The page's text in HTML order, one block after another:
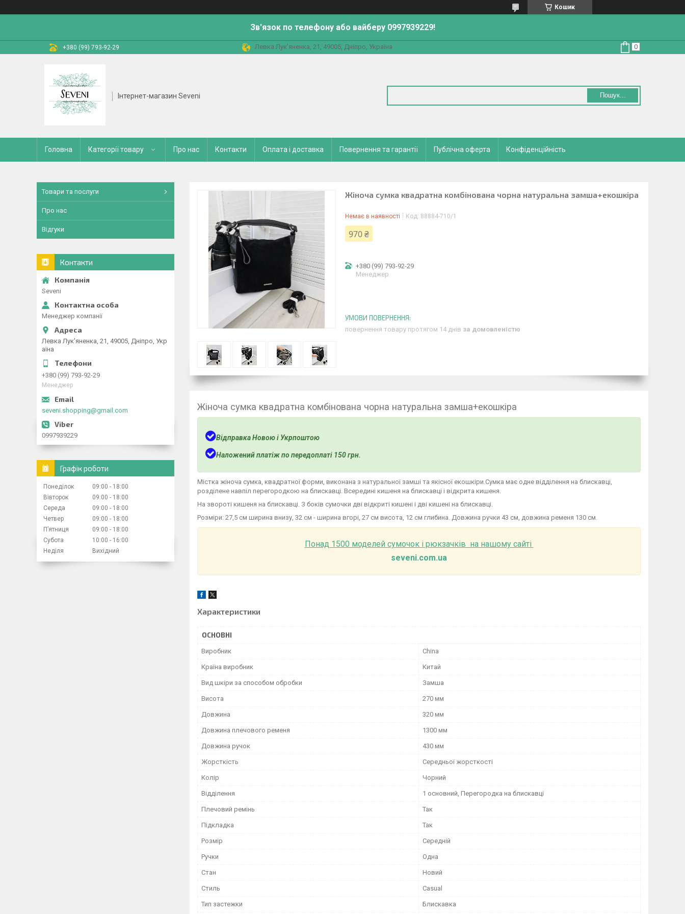
Кошик
Зв'язок по телефону або вайберу 0997939229!
+380 (99) 793-92-29 Левка Лук'яненка, 21, 49005, Дніпро, Україна
Інтернет-магазин Seveni Пошук...
Головна Категорії товару Про нас Контакти Оплата і доставка Повернення та гарантії Публічна оферта Конфіденційність
Жіноча сумка квадратна комбінована чорна натуральна замша+екошкіра
Немає в наявності Код: 88884-710/1
970 ₴
+380 (99) 793-92-29
Менеджер
повернення товару протягом 14 днів за домовленістю
Жіноча сумка квадратна комбінована чорна натуральна замша+екошкіра
Відправка Новою і Укрпоштою
Наложений платіж по передоплаті 150 грн.
Містка жіноча сумка, квадратної форми, виконана з натуральної замші та якісної екошкіри.Сумка має одне відділення на блискавці,
розділене навпіл перегородкою на блискавці. Всередині кишеня на блискавці і відкрита кишеня.
На звороті кишеня на блискавці. З боків сумочки дві відкриті кишені і дві кишені на блискавці.
Розміри: 27,5 см ширина внизу, 32 см - ширина вгорі, 27 см висота, 12 см глибина. Довжина ручки 43 см, довжина ременя 130 см.
Понад 1500 моделей сумочок і рюкзачків на нашому сайті
seveni.com.ua
Характеристики
ОСНОВНІ
Виробник China
Країна виробник Китай
Вид шкіри за способом обробки Замша
Висота 270 мм
Довжина 320 мм
Довжина плечового ременя 1300 мм
Довжина ручок 430 мм
Жорсткість Середньої жорсткості
Колір Чорний
Відділення 1 основний, Перегородка на блискавці
Плечовий ремінь Так
Підкладка Так
Розмір Середній
Ручки Одна
Стан Новий
Стиль Casual
Тип застежки Блискавка
Товари та послуги
Про нас
Відгуки
Контакти
Seveni
Менеджер компанії
Левка Лук'яненка, 21, 49005, Дніпро, Укр
аїна
+380 (99) 793-92-29
Менеджер
seveni.shopping@gmail.com
0997939229
Графік роботи
Понеділок 09:00
18:00
Вівторок
09:00
18:00
Середа
09:00
18:00
Четвер
09:00
18:00
Пʼятниця
09:00
18:00
Субота
10:00
16:00
Неділя
Вихідний